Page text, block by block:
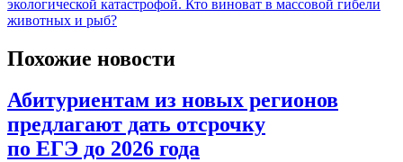
экологической катастрофой. Кто виноват в массовой гибели
животных и рыб?
Похожие новости
Абитуриентам из новых регионов
предлагают дать отсрочку
по ЕГЭ до 2026 года